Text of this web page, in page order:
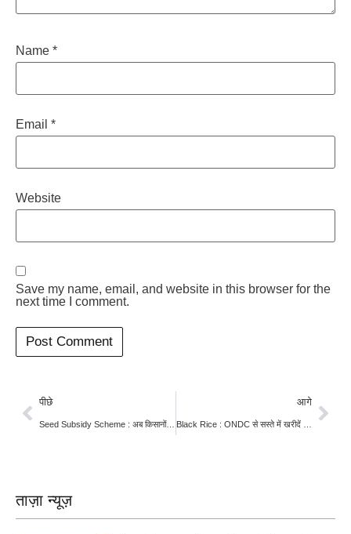
Name *
Email *
Website
Save my name, email, and website in this browser for the
next time I comment.
पीछे
Seed Subsidy Scheme : अब किसानों को प्रमाणित बीज खरीदने पर सीधे 50% की छूट
आगे
ताज़ा न्यूज़